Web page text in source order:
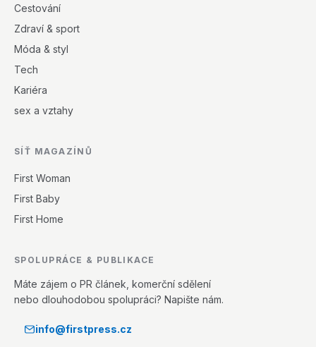
Cestování
Zdraví & sport
Móda & styl
Tech
Kariéra
sex a vztahy
SÍŤ MAGAZÍNŮ
First Woman
First Baby
First Home
SPOLUPRÁCE & PUBLIKACE
Máte zájem o PR článek, komerční sdělení
nebo dlouhodobou spolupráci? Napište nám.
info@firstpress.cz